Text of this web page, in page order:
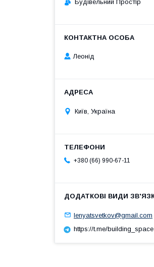
Будівельний Простір
Леонід
Київ, Україна
+380 (66) 990-67-11
lenyatsvetkov@gmail.com
https://t.me/building_space